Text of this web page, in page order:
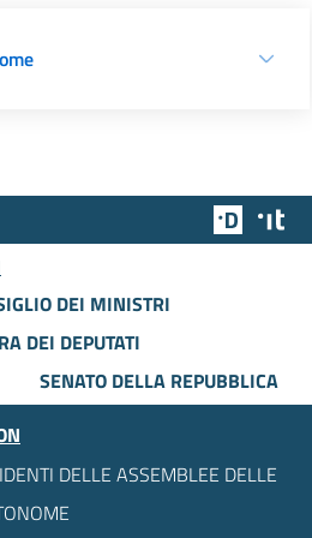
Team
DEI MINISTRI
DEI DEPUTATI
SENATO DELLA REPUBBLICA
DELLE ASSEMBLEE DELLE